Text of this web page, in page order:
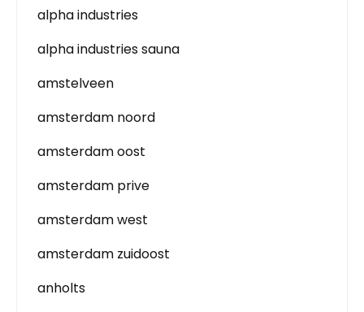
alpha industries
alpha industries sauna
amstelveen
amsterdam noord
amsterdam oost
amsterdam prive
amsterdam west
amsterdam zuidoost
anholts